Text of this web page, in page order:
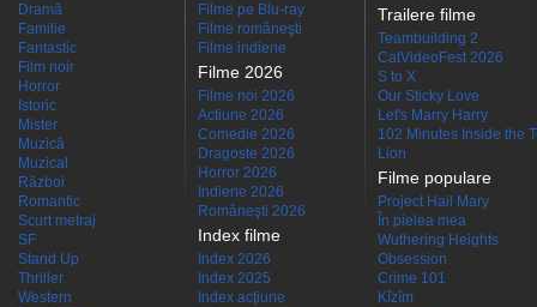
Dramă
Familie
Fantastic
Film noir
Horror
Istoric
Mister
Muzică
Muzical
Război
Romantic
Scurt metraj
SF
Stand Up
Thriller
Western
Filme pe Blu-ray
Filme româneşti
Filme indiene
Filme 2026
Filme noi 2026
Actiune 2026
Comedie 2026
Dragoste 2026
Horror 2026
Indiene 2026
Româneşti 2026
Index filme
Index 2026
Index 2025
Index acţiune
Trailere filme
Teambuilding 2
CatVideoFest 2026
S to X
Our Sticky Love
Let's Marry Harry
102 Minutes Inside the
Lion
Filme populare
Project Hail Mary
În pielea mea
Wuthering Heights
Obsession
Crime 101
Kîzîm